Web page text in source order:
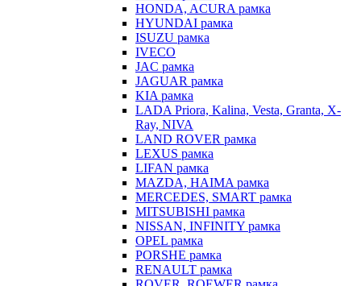
HONDA, ACURA рамка
HYUNDAI рамка
ISUZU рамка
IVECO
JAC рамка
JAGUAR рамка
KIA рамка
LADA Priora, Kalina, Vesta, Granta, X-
Ray, NIVA
LAND ROVER рамка
LEXUS рамка
LIFAN рамка
MAZDA, HAIMA рамка
MERCEDES, SMART рамка
MITSUBISHI рамка
NISSAN, INFINITY рамка
OPEL рамка
PORSHE рамка
RENAULT рамка